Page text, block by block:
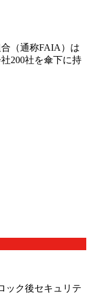
（通称FAIA）は
200社を傘下に持
ク後セキュリテ